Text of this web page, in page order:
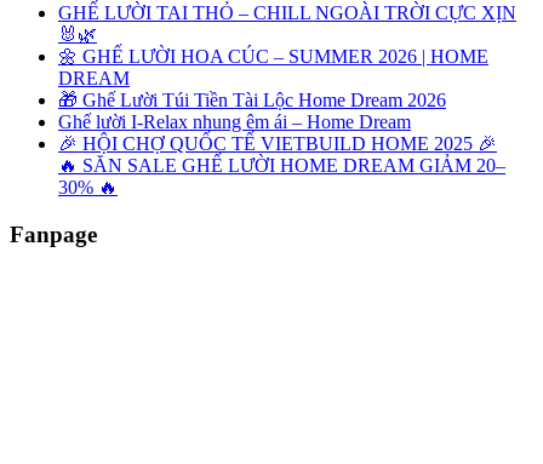
GHẾ LƯỜI TAI THỎ – CHILL NGOÀI TRỜI CỰC XỊN
🐰🌿
🌼 GHẾ LƯỜI HOA CÚC – SUMMER 2026 | HOME
DREAM
🎁 Ghế Lười Túi Tiền Tài Lộc Home Dream 2026
Ghế lười I-Relax nhung êm ái – Home Dream
🎉 HỘI CHỢ QUỐC TẾ VIETBUILD HOME 2025 🎉
🔥 SĂN SALE GHẾ LƯỜI HOME DREAM GIẢM 20–
30% 🔥
Fanpage